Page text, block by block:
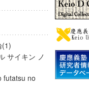
(1)
サイキン ノ
futatsu no